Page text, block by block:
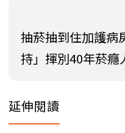
抽菸抽到住加護病
持」揮別40年菸癮
延伸閱讀